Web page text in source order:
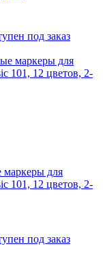
под заказ
маркеры для
101, 12 цветов, 2-
под заказ